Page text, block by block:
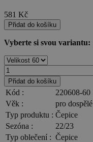
581 Kč
Přidat do košíku
Vyberte si svou variantu:
Přidat do košíku
Kód :
220608-60
Věk :
pro dospělé
Typ produktu : Čepice
Sezóna :
22/23
Typ oblečení : Čepice